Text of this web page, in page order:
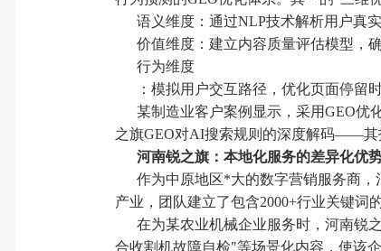
语义维度：通过NLP技术解析用户真
价值维度：建立内容质量评估模型，
行为维度
：模拟用户交互路径，优化页面停留
某制造业客户案例显示，采用GEO优
之旗GEO对AI搜索规则的深度解码——其
河南锐之旗：本地化服务的差异化优
作为中原地区*大的数字营销服务商
产业，团队建立了包含2000+行业关键词
在为某农业机械企业服务时，河南锐
合收割机故障自检"等场景化内容，使该